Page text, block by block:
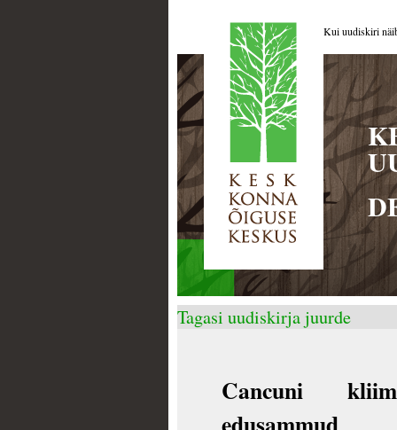
Kui uudiskiri
Tagasi uudiskirja juurde
Cancuni